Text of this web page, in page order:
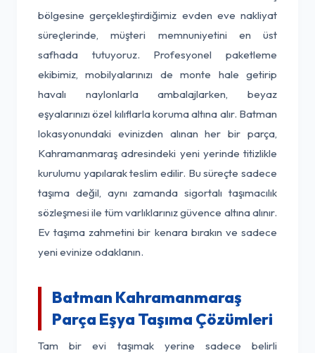
bölgesine gerçekleştirdiğimiz evden eve nakliyat
süreçlerinde, müşteri memnuniyetini en üst
safhada tutuyoruz. Profesyonel paketleme
ekibimiz, mobilyalarınızı de monte hale getirip
havalı naylonlarla ambalajlarken, beyaz
eşyalarınızı özel kılıflarla koruma altına alır. Batman
lokasyonundaki evinizden alınan her bir parça,
Kahramanmaraş adresindeki yeni yerinde titizlikle
kurulumu yapılarak teslim edilir. Bu süreçte sadece
taşıma değil, aynı zamanda sigortalı taşımacılık
sözleşmesi ile tüm varlıklarınız güvence altına alınır.
Ev taşıma zahmetini bir kenara bırakın ve sadece
yeni evinize odaklanın.
Batman Kahramanmaraş
Parça Eşya Taşıma Çözümleri
Tam bir evi taşımak yerine sadece belirli